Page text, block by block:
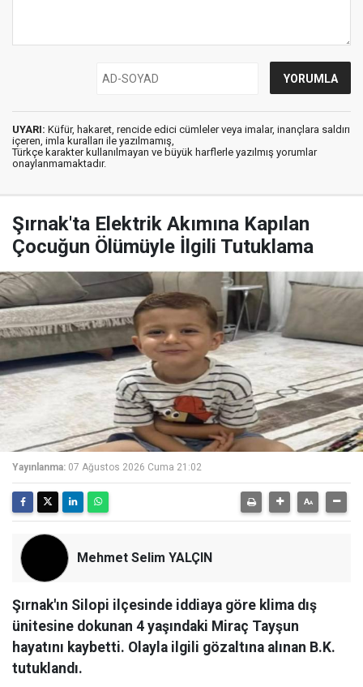
UYARI: Küfür, hakaret, rencide edici cümleler veya imalar, inançlara saldırı
içeren, imla kuralları ile yazılmamış,
Türkçe karakter kullanılmayan ve büyük harflerle yazılmış yorumlar
onaylanmamaktadır.
Şırnak'ta Elektrik Akımına Kapılan
Çocuğun Ölümüyle İlgili Tutuklama
Yayınlanma: 07 Ağustos 2026 Cuma 21:02
Mehmet Selim YALÇIN
Şırnak'ın Silopi ilçesinde iddiaya göre klima dış
ünitesine dokunan 4 yaşındaki Miraç Tayşun
hayatını kaybetti. Olayla ilgili gözaltına alınan B.K.
tutuklandı.